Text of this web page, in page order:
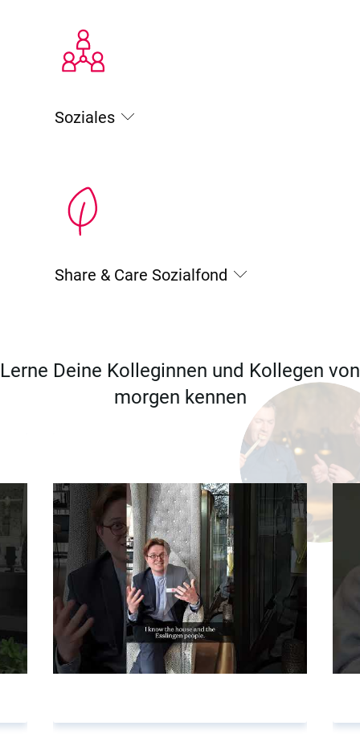
Soziales
Share & Care Sozialfond
Lerne Deine Kolleginnen und Kollegen von
morgen kennen